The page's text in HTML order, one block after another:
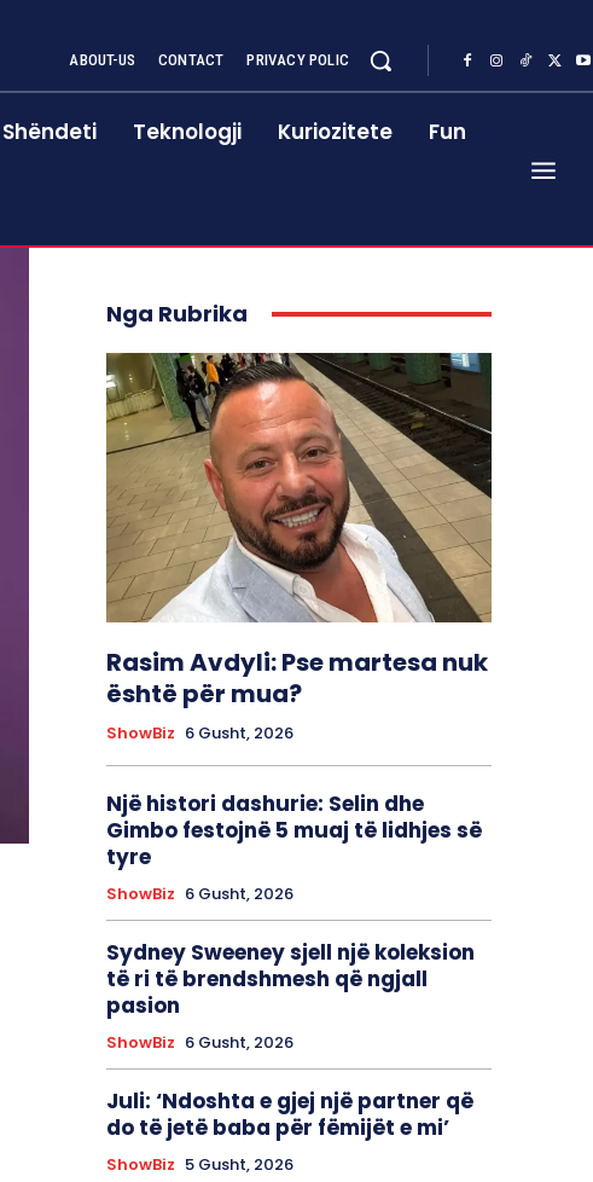
ABOUT-US CONTACT PRIVACY POLIC
Shëndeti Teknologji Kuriozitete Fun
Nga Rubrika
Rasim Avdyli: Pse martesa nuk
është për mua?
ShowBiz 6 Gusht, 2026
Një histori dashurie: Selin dhe
Gimbo festojnë 5 muaj të lidhjes së
tyre
ShowBiz 6 Gusht, 2026
Sydney Sweeney sjell një koleksion
të ri të brendshmesh që ngjall
pasion
ShowBiz 6 Gusht, 2026
Juli: ‘Ndoshta e gjej një partner që
do të jetë baba për fëmijët e mi’
ShowBiz 5 Gusht, 2026